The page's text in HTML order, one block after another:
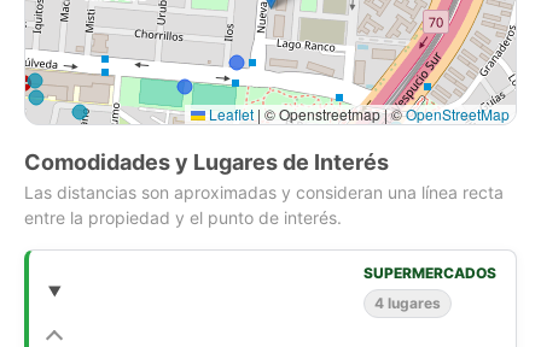
- Quinchos
- Piscina
Ubicación Inmejorable cercanos a
- Estación de Metro Vicuña Mackenna (L4),
- Mall Plaza Vespucio
- Home center
- Duoc
- Supermercados Tottus, Lider
- Integramédica
Leaflet | © Openstreetmap | ©OpenStreetMap
Comodidades y Lugares de Interés
Las distancias son aproximadas y consideran una línea recta
entre la propiedad y el punto de interés.
SUPERMERCADOS
4 lugares